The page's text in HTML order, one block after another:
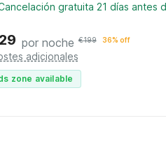
gratuita 21 días antes
por noche €199 36% off
adicionales
zone available